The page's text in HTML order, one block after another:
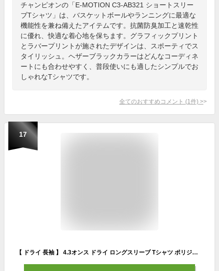
チャンピオンの「E-MOTION C3-AB321 ショートスリー
ブTシャツ」は、バスケットボールやランニングに最適な
機能性を兼ね備えたアイテムです。抗菌防臭加工と速乾性
に優れ、快適な着心地を保ちます。グラフィックプリント
とラバープリントが施されたデザインは、スポーティでス
タイリッシュ。ヘザーブラックカラーはどんなコーディネ
ートにも合わせやすく、普段使いにも適したシンプルでお
しゃれなTシャツです。
全てのおすすめコメント (1 件) >
17
【 ドライ 長袖 】 4.3オンス ドライ ロングスリーブ Tシャツ ポリジン加工 XS S M L XL 2XL 3XL 4XL ライフマックス LIFEMAX MS1609 無地 薄手 ポリジン ドライTシャツ 秋服 冬服 秋冬 インナー スポーツ 部活 チーム リブ有 メンズ レディース